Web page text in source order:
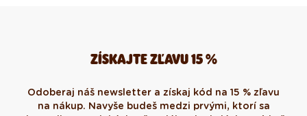
ZÍSKAJTE ZĽAVU 15 %
Odoberaj náš newsletter a získaj kód na 15 % zľavu
na nákup. Navyše budeš medzi prvými, ktorí sa